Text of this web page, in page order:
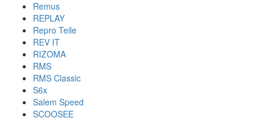
Remus
REPLAY
Repro Teile
REV IT
RIZOMA
RMS
RMS Classic
S6x
Salem Speed
SCOOSEE